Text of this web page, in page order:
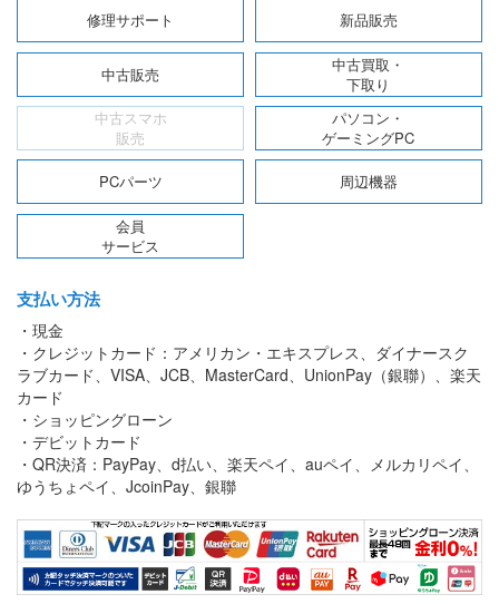
修理サポート 新品販売
中古販売
中古買取・
下取り
中古スマホ
販売
パソコン・
ゲーミングPC
PCパーツ 周辺機器
会員
サービス
支払い方法
・現金
・クレジットカード：アメリカン・エキスプレス、ダイナースク
ラブカード、VISA、JCB、MasterCard、UnionPay（銀聯）、楽天
カード
・ショッピングローン
・デビットカード
・QR決済：PayPay、d払い、楽天ペイ、auペイ、メルカリペイ、
ゆうちょペイ、JcoinPay、銀聯